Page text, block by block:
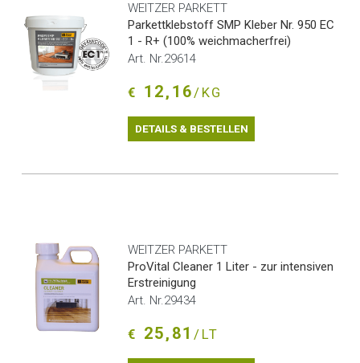
WEITZER PARKETT
Parkettklebstoff SMP Kleber Nr. 950 EC
1 - R+ (100% weichmacherfrei)
Art. Nr.29614
€ 12,16/KG
DETAILS & BESTELLEN
WEITZER PARKETT
ProVital Cleaner 1 Liter - zur intensiven
Erstreinigung
Art. Nr.29434
€ 25,81/LT